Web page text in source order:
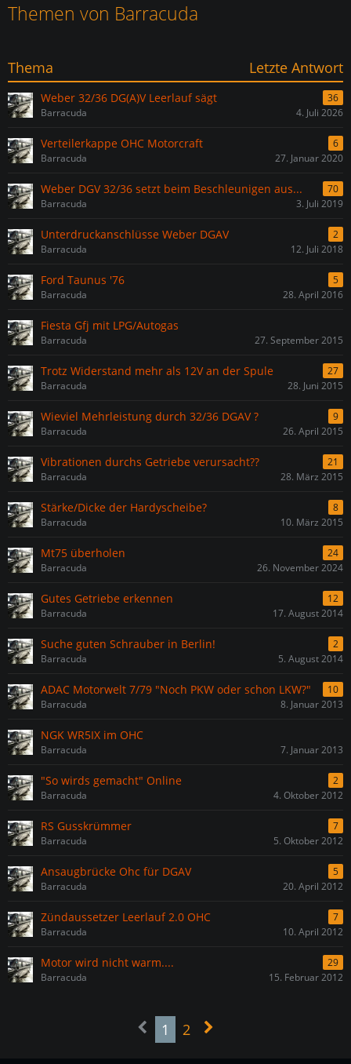
Themen von Barracuda
Thema Letzte Antwort
Weber 32/36 DG(A)V Leerlauf sägt
36
Barracuda
4. Juli 2026
Verteilerkappe OHC Motorcraft
6
Barracuda
27. Januar 2020
Weber DGV 32/36 setzt beim Beschleunigen aus...
70
Barracuda
3. Juli 2019
Unterdruckanschlüsse Weber DGAV
2
Barracuda
12. Juli 2018
Ford Taunus '76
5
Barracuda
28. April 2016
Fiesta Gfj mit LPG/Autogas
Barracuda 27. September 2015
Trotz Widerstand mehr als 12V an der Spule
27
Barracuda
28. Juni 2015
Wieviel Mehrleistung durch 32/36 DGAV ?
9
Barracuda
26. April 2015
Vibrationen durchs Getriebe verursacht??
21
Barracuda
28. März 2015
Stärke/Dicke der Hardyscheibe?
8
Barracuda
10. März 2015
Mt75 überholen
24
Barracuda
26. November 2024
Gutes Getriebe erkennen
12
Barracuda
17. August 2014
Suche guten Schrauber in Berlin!
2
Barracuda
5. August 2014
ADAC Motorwelt 7/79 "Noch PKW oder schon LKW?"
10
Barracuda
8. Januar 2013
NGK WR5IX im OHC
Barracuda 7. Januar 2013
"So wirds gemacht" Online
2
Barracuda
4. Oktober 2012
RS Gusskrümmer
7
Barracuda
5. Oktober 2012
Ansaugbrücke Ohc für DGAV
5
Barracuda
20. April 2012
Zündaussetzer Leerlauf 2.0 OHC
7
Barracuda
10. April 2012
Motor wird nicht warm....
29
Barracuda
15. Februar 2012
1 2